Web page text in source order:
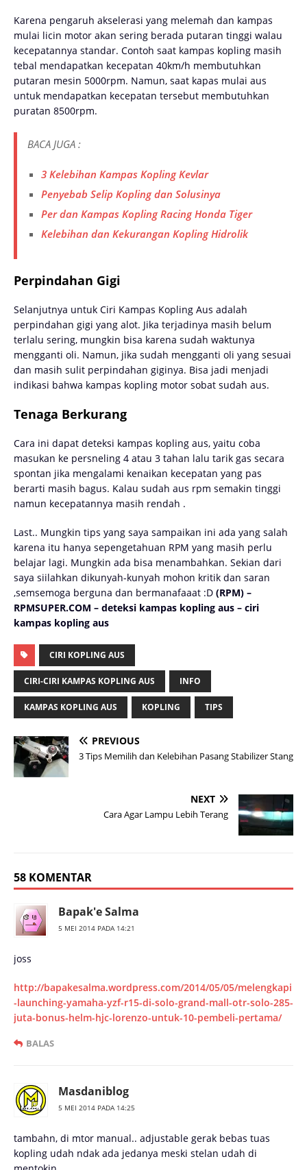
Karena pengaruh akselerasi yang melemah dan kampas
mulai licin motor akan sering berada putaran tinggi walau
kecepatannya standar. Contoh saat kampas kopling masih
tebal mendapatkan kecepatan 40km/h membutuhkan
putaran mesin 5000rpm. Namun, saat kapas mulai aus
untuk mendapatkan kecepatan tersebut membutuhkan
puratan 8500rpm.
BACA JUGA :
3 Kelebihan Kampas Kopling Kevlar
Penyebab Selip Kopling dan Solusinya
Per dan Kampas Kopling Racing Honda Tiger
Kelebihan dan Kekurangan Kopling Hidrolik
Perpindahan Gigi
Selanjutnya untuk Ciri Kampas Kopling Aus adalah
perpindahan gigi yang alot. Jika terjadinya masih belum
terlalu sering, mungkin bisa karena sudah waktunya
mengganti oli. Namun, jika sudah mengganti oli yang sesuai
dan masih sulit perpindahan giginya. Bisa jadi menjadi
indikasi bahwa kampas kopling motor sobat sudah aus.
Tenaga Berkurang
Cara ini dapat deteksi kampas kopling aus, yaitu coba
masukan ke persneling 4 atau 3 tahan lalu tarik gas secara
spontan jika mengalami kenaikan kecepatan yang pas
berarti masih bagus. Kalau sudah aus rpm semakin tinggi
namun kecepatannya masih rendah .
Last.. Mungkin tips yang saya sampaikan ini ada yang salah
karena itu hanya sepengetahuan RPM yang masih perlu
belajar lagi. Mungkin ada bisa menambahkan. Sekian dari
saya siilahkan dikunyah-kunyah mohon kritik dan saran
,semsemoga berguna dan bermanafaaat :D (RPM) –
RPMSUPER.COM – deteksi kampas kopling aus – ciri
kampas kopling aus
CIRI KOPLING AUS
CIRI-CIRI KAMPAS KOPLING AUS INFO
KAMPAS KOPLING AUS KOPLING TIPS
PREVIOUS
3 Tips Memilih dan Kelebihan Pasang Stabilizer Stang
NEXT
Cara Agar Lampu Lebih Terang
58 KOMENTAR
Bapak'e Salma
5 MEI 2014 PADA 14:21
joss
http://bapakesalma.wordpress.com/2014/05/05/melengkapi
-launching-yamaha-yzf-r15-di-solo-grand-mall-otr-solo-285-
juta-bonus-helm-hjc-lorenzo-untuk-10-pembeli-pertama/
BALAS
Masdaniblog
5 MEI 2014 PADA 14:25
tambahn, di mtor manual.. adjustable gerak bebas tuas
kopling udah ndak ada jedanya meski stelan udah di